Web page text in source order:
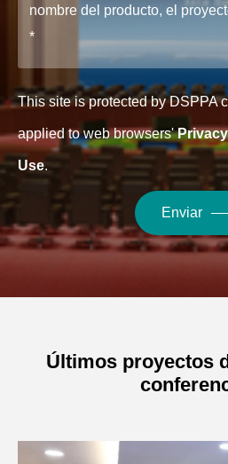
This site is protected by DSPPA
applied to web browsers'
Use.
Enviar
Últimos proyectos